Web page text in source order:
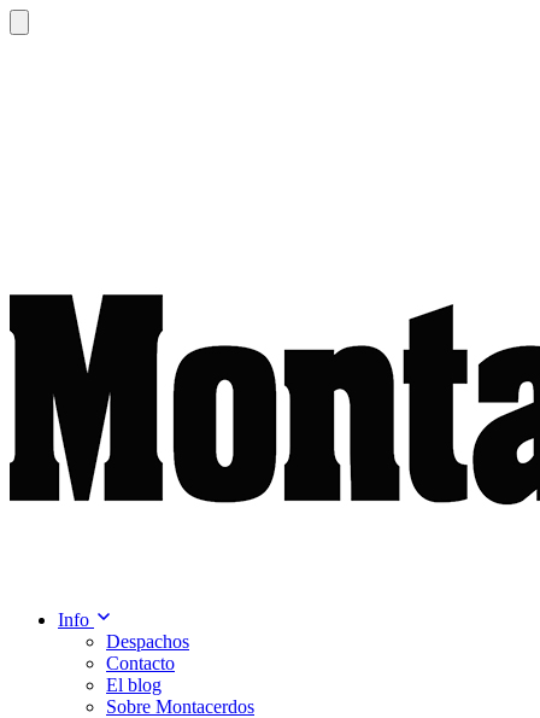
Info
Despachos
Contacto
El blog
Sobre Montacerdos